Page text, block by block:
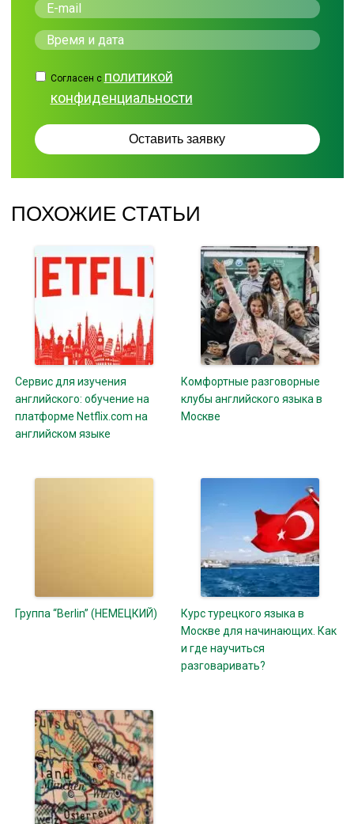
Согласен с политикой
конфиденциальности
ПОХОЖИЕ СТАТЬИ
Сервис для изучения
английского: обучение на
платформе Netflix.com на
английском языке
Комфортные разговорные
клубы английского языка в
Москве
Группа “Berlin” (НЕМЕЦКИЙ)
Курс турецкого языка в
Москве для начинающих. Как
и где научиться
разговаривать?